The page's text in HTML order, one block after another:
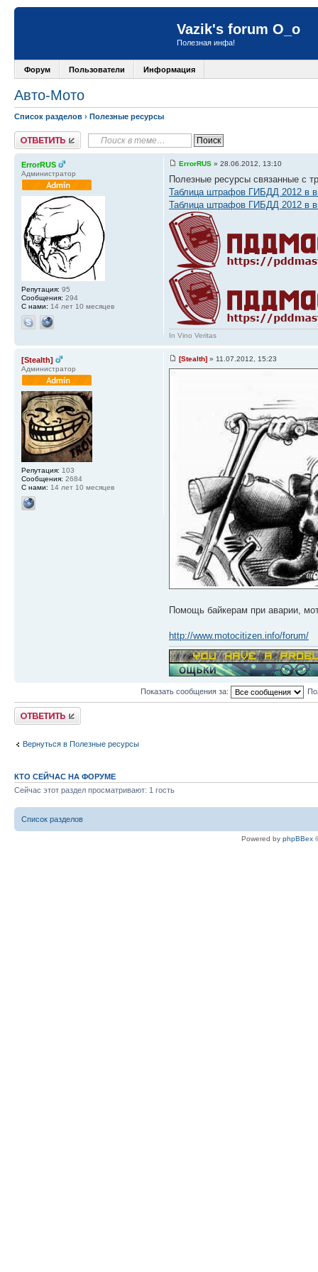
Vazik's forum O_o
Полезная инфа!
Форум Пользователи Информация
Авто-Мото
Список разделов › Полезные ресурсы
Ответить
ErrorRUS » 28.06.2012, 13:10
Полезные ресурсы связанные с
Таблица штрафов ГИБДД 2012 в
Таблица штрафов ГИБДД 2012 в
In Vino Veritas
ErrorRUS
Администратор
Репутация: 95
Сообщения: 294
С нами: 14 лет 10 месяцев
[Stealth] » 11.07.2012, 15:23
Помощь байкерам при аварии,
http://www.motocitizen.info/forum/
[Stealth]
Администратор
Репутация: 103
Сообщения: 2684
С нами: 14 лет 10 месяцев
Показать сообщения за:
Ответить
Вернуться в Полезные ресурсы
КТО СЕЙЧАС НА ФОРУМЕ
Сейчас этот раздел просматривают: 1 гость
Список разделов
Powered by phpBBex